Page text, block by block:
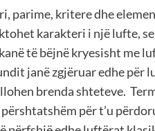
parime, kritere dhe
karakteri i një lufte,
të bëjnë kryesisht me
janë zgjëruar edhe për
brenda shteteve.
për t’u